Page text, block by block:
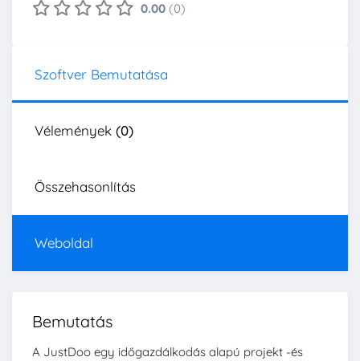
0.00 (0)
Szoftver Bemutatása
Vélemények (0)
Összehasonlítás
Weboldal
Bemutatás
A JustDoo egy időgazdálkodás alapú projekt -és